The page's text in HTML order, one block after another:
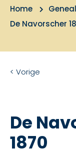
Home
De Navorscher
< Vorige
De
1870